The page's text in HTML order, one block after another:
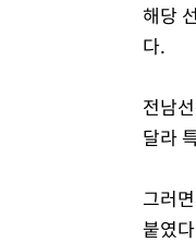
해당
다.
전남
달라
그러
붙였